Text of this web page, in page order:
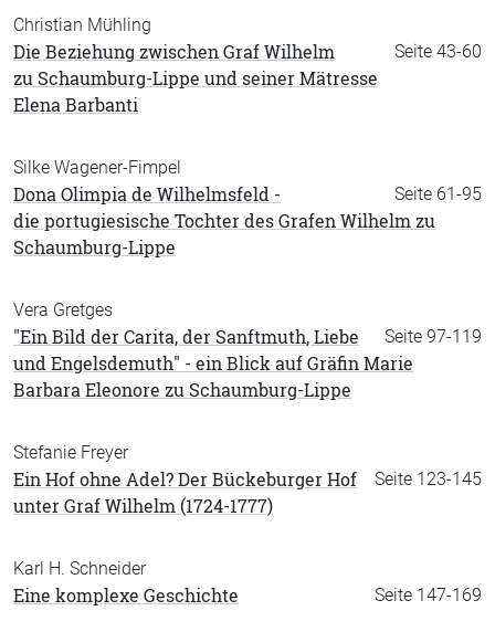
Christian Mühling
Seite 43-60
Die Beziehung zwischen Graf Wilhelm
zu Schaumburg-Lippe und seiner Mätresse
Elena Barbanti
Silke Wagener-Fimpel
Seite 61-95
Dona Olimpia de Wilhelmsfeld -
die portugiesische Tochter des Grafen Wilhelm zu
Schaumburg-Lippe
Vera Gretges
Seite 97-119
"Ein Bild der Carita, der Sanftmuth, Liebe
und Engelsdemuth" - ein Blick auf Gräfin Marie
Barbara Eleonore zu Schaumburg-Lippe
Stefanie Freyer
Seite 123-145
Ein Hof ohne Adel? Der Bückeburger Hof
unter Graf Wilhelm (1724-1777)
Karl H. Schneider
Seite 147-169
Eine komplexe Geschichte